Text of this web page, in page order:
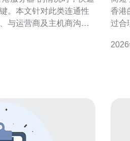
。本文针对此类连通性
与运营商及主机商沟通
香港
过合
与GEO优化。 选